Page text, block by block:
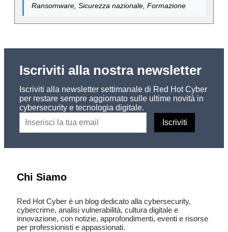
Ransomware, Sicurezza nazionale, Formazione
Iscriviti alla nostra newsletter
Iscriviti alla newsletter settimanale di Red Hot Cyber
per restare sempre aggiornato sulle ultime novità in
cybersecurity e tecnologia digitale.
Chi Siamo
Red Hot Cyber è un blog dedicato alla cybersecurity,
cybercrime, analisi vulnerabilità, cultura digitale e
innovazione, con notizie, approfondimenti, eventi e risorse
per professionisti e appassionati.